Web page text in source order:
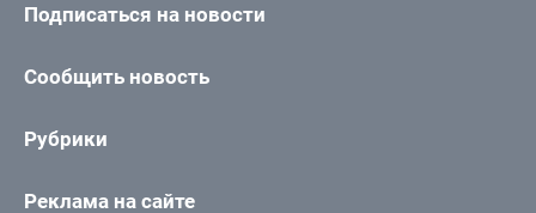
Подписаться на новости
Сообщить новость
Рубрики
Реклама на сайте